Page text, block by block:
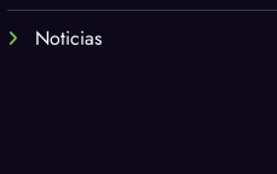
Noticias